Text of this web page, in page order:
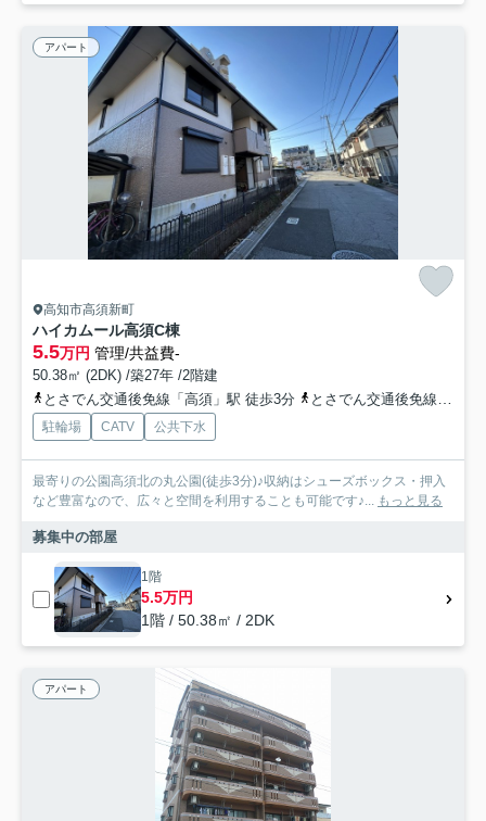
アパート
高知市高須新町
ハイカムール高須C棟
5.5万円 管理/共益費-
50.38㎡ (2DK) /築27年 /2階建
とさでん交通後免線「高須」駅 徒歩3分
とさでん交通後免線「県立美術館通」駅 徒歩4分
駐輪場 CATV 公共下水
最寄りの公園高須北の丸公園(徒歩3分)♪収納はシューズボックス・押入
など豊富なので、広々と空間を利用することも可能です♪... もっと見る
募集中の部屋
1階
5.5万円
1階 / 50.38㎡ / 2DK
アパート